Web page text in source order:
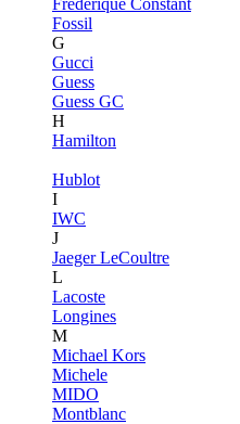
Frederique Constant
Fossil
G
Gucci
Guess
Guess GC
H
Hamilton
Hublot
I
IWC
J
Jaeger LeCoultre
L
Lacoste
Longines
M
Michael Kors
Michele
MIDO
Montblanc